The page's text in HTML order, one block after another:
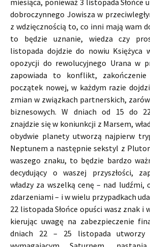
miesiąca, ponieważ 3 listopada Słońce
dobroczynnego Jowisza w
z wdzięcznością to, co inni mają wam
to będzie uznanie, wiedza czy
listopada dojdzie do nowiu Księżyca
opozycji do rewolucyjnego Urana w
zapowiada to konflikt,
początek nowej, w każdym razie
zmian w związkach partnerskich,
biznesowych. W dniach od 15 do
znajdzie się w koniunkcji z Marsem,
obydwie planety utworzą najpierw
Neptunem a następnie sekstyl z
waszego znaku, to będzie bardzo
decydujący o waszej przyszłości,
władzy za wszelką cenę – nad ludźmi,
zdarzeniami – i w wielu przypadkach
22 listopada Słońce opuści wasz znak i
kierując uwagę na zabezpieczenie
dniach 22 – 25 listopada